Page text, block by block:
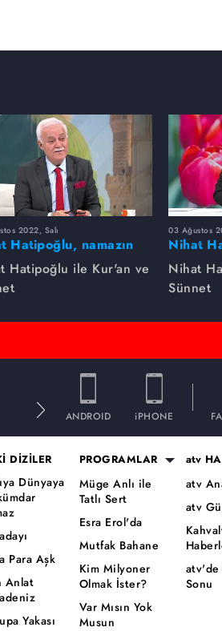
2022, Salı
Hatipoğlu, namazın
anlatıyor...
Hatipoğlu ile Kur'an ve
03 Ağustos
Nihat
gençlere
Nihat
Sünnet
ANDROID iPHONE
DİZİLER
Dünyaya
Para Aşk
Anlat
Yakası
PROGRAMLAR
Müge Anlı ile
Tatlı Sert
Esra Erol'da
Mutfak Bahane
Kim Milyoner
Olmak İster?
Var Mısın Yok
Musun
atv
atv
atv
atv'de
Sonu